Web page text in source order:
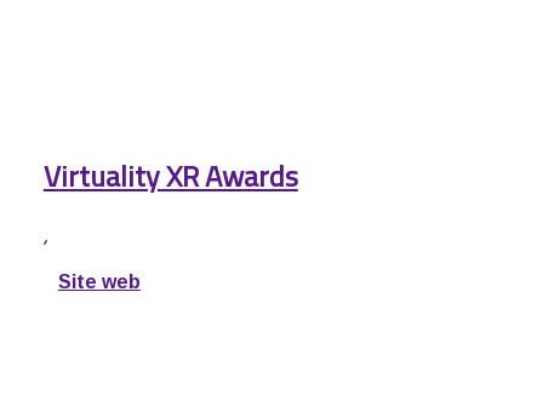
Virtuality XR Awards
,
Site web